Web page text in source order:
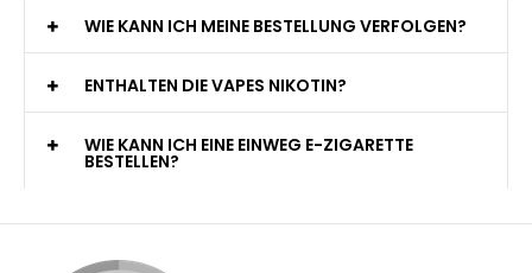
WIE KANN ICH MEINE BESTELLUNG VERFOLGEN?
ENTHALTEN DIE VAPES NIKOTIN?
WIE KANN ICH EINE EINWEG E-ZIGARETTE
BESTELLEN?